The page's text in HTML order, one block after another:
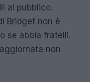
al pubblico.
Bridget non è
se abbia fratelli.
non